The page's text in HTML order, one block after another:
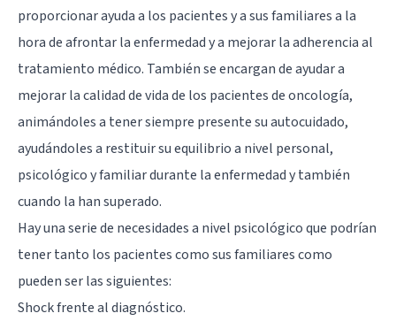
proporcionar ayuda a los pacientes y a sus familiares a la
hora de afrontar la enfermedad y a mejorar la adherencia al
tratamiento médico. También se encargan de ayudar a
mejorar la calidad de vida de los pacientes de oncología,
animándoles a tener siempre presente su autocuidado,
ayudándoles a restituir su equilibrio a nivel personal,
psicológico y familiar durante la enfermedad y también
cuando la han superado.
Hay una serie de necesidades a nivel psicológico que podrían
tener tanto los pacientes como sus familiares como
pueden ser las siguientes:
Shock frente al diagnóstico.